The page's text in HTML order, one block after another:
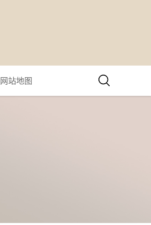
网站地图